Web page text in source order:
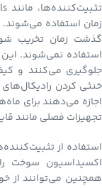
زمان استفاده می‌شوند.
گذشت زمان تخریب
استفاده نمی‌شوند.
خنثی کردن رادیکال‌های
اجازه می‌دهند برای
تجهیزات فصلی مانند
استفاده از
اکسیداسیون سوخت
همچنین می‌توانند